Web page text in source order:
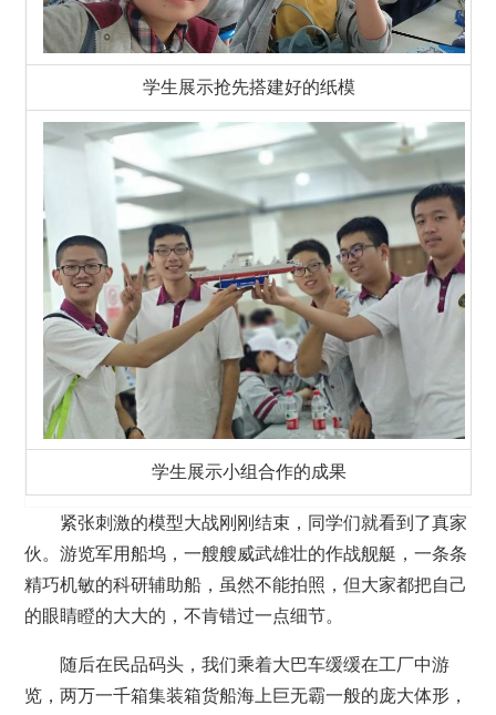
学生展示抢先搭建好的纸模
学生展示小组合作的成果
紧张刺激的模型大战刚刚结束，同学们就看到了真家
伙。游览军用船坞，一艘艘威武雄壮的作战舰艇，一条条
精巧机敏的科研辅助船，虽然不能拍照，但大家都把自己
的眼睛瞪的大大的，不肯错过一点细节。
随后在民品码头，我们乘着大巴车缓缓在工厂中游
览，两万一千箱集装箱货船海上巨无霸一般的庞大体形，